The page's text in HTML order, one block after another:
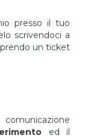
presso il tuo
scrivendoci a
un ticket
ed il